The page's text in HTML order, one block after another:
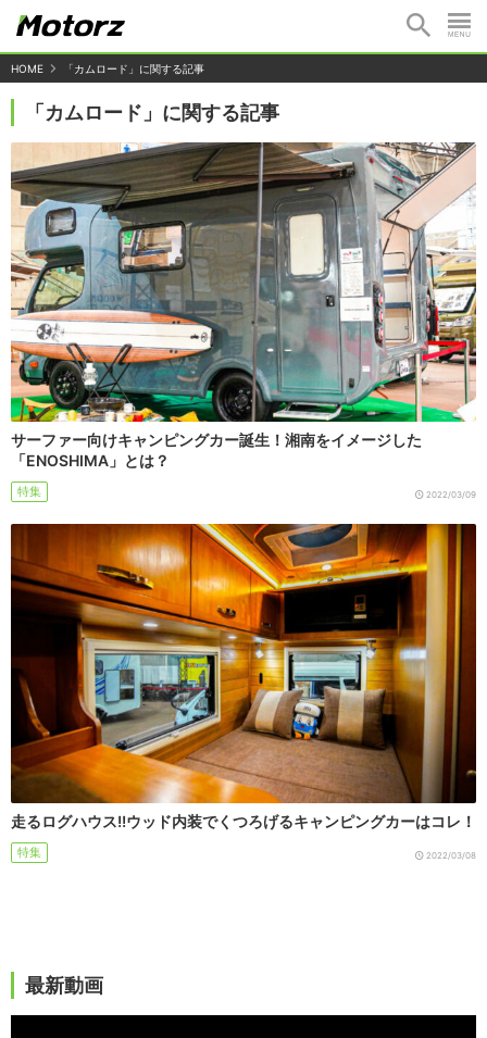
HOME 「カムロード」に関する記事
「カムロード」に関する記事
サーファー向けキャンピングカー誕生！湘南をイメージした
「ENOSHIMA」とは？
特集 2022/03/09
走るログハウス!!ウッド内装でくつろげるキャンピングカーはコレ！
特集 2022/03/08
最新動画